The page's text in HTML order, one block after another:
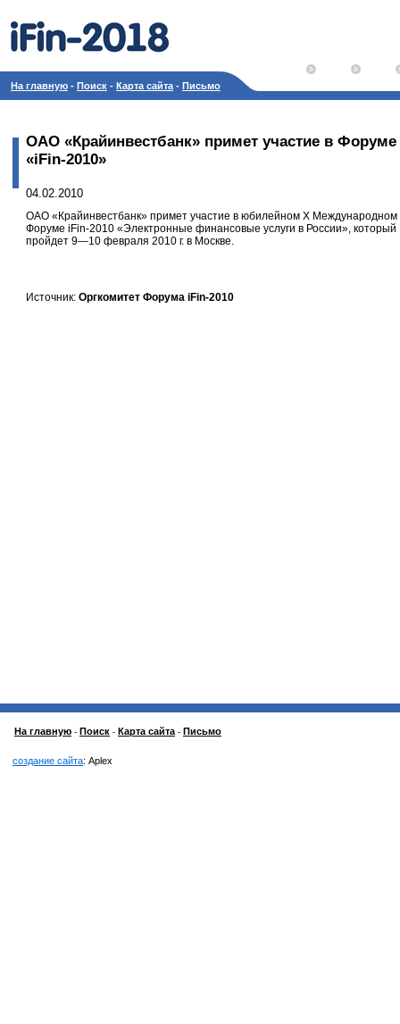
На главную - Поиск - Карта сайта - Письмо
ОАО «Крайинвестбанк» примет участие в Форуме
«iFin-2010»
04.02.2010
ОАО «Крайинвестбанк» примет участие в юбилейном X Международном
Форуме iFin-2010 «Электронные финансовые услуги в России», который
пройдет 9—10 февраля 2010 г. в Москве.
Источник: Оргкомитет Форума iFin-2010
На главную - Поиск - Карта сайта - Письмо
создание сайта: Aplex